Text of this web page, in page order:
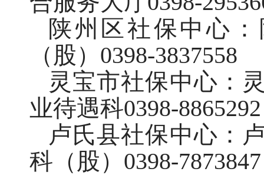
陕州区社保中心
（股）0398-3837558
灵宝市社保中心：
业待遇科0398-8865292
卢氏县社保中心：
科（股）0398-7873847